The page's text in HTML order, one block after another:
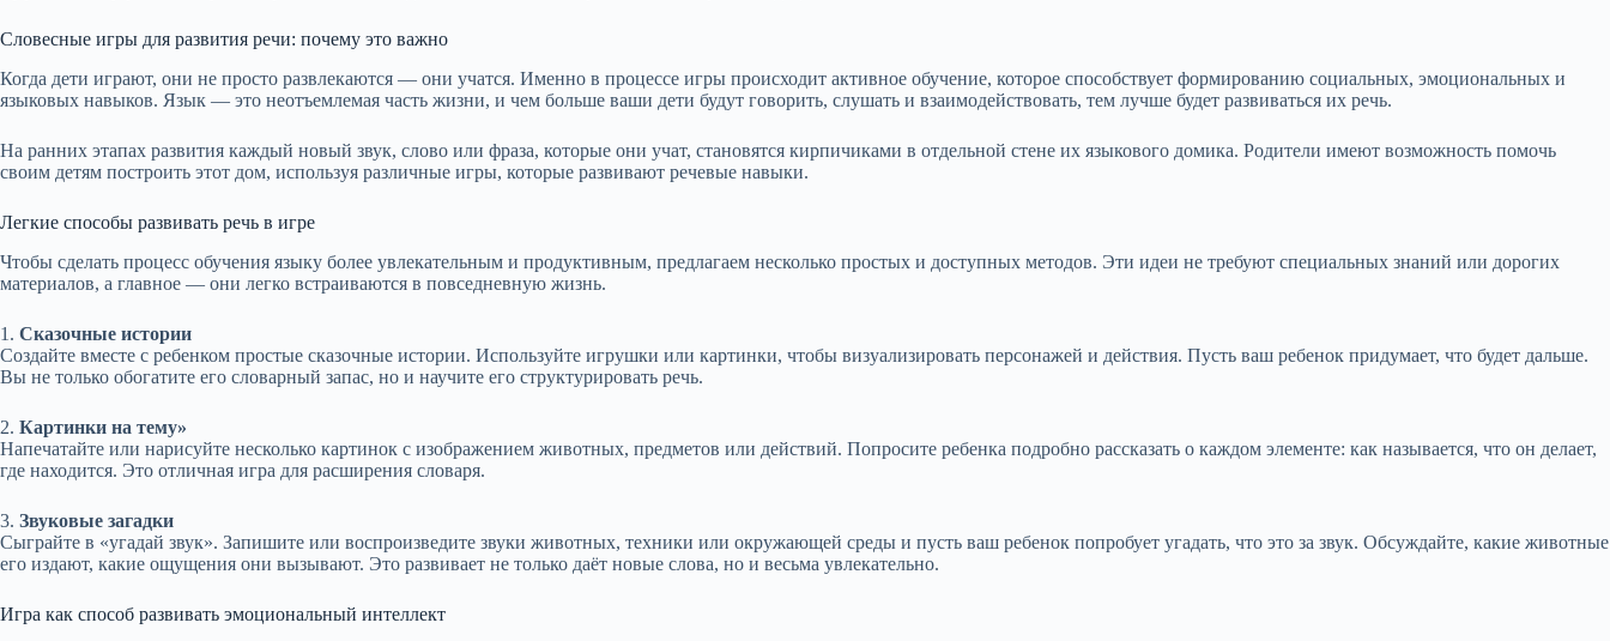
Словесные игры для развития речи: почему это важно
Когда дети играют, они не просто развлекаются — они учатся. Именно в процессе игры происходит активное обучение, которое способствует формированию социальных, эмоциональных и
языковых навыков. Язык — это неотъемлемая часть жизни, и чем больше ваши дети будут говорить, слушать и взаимодействовать, тем лучше будет развиваться их речь.
На ранних этапах развития каждый новый звук, слово или фраза, которые они учат, становятся кирпичиками в отдельной стене их языкового домика. Родители имеют возможность помочь
своим детям построить этот дом, используя различные игры, которые развивают речевые навыки.
Легкие способы развивать речь в игре
Чтобы сделать процесс обучения языку более увлекательным и продуктивным, предлагаем несколько простых и доступных методов. Эти идеи не требуют специальных знаний или дорогих
материалов, а главное — они легко встраиваются в повседневную жизнь.
1. Сказочные истории
Создайте вместе с ребенком простые сказочные истории. Используйте игрушки или картинки, чтобы визуализировать персонажей и действия. Пусть ваш ребенок придумает, что будет дальше.
Вы не только обогатите его словарный запас, но и научите его структурировать речь.
2. Картинки на тему»
Напечатайте или нарисуйте несколько картинок с изображением животных, предметов или действий. Попросите ребенка подробно рассказать о каждом элементе: как называется, что он делает,
где находится. Это отличная игра для расширения словаря.
3. Звуковые загадки
Сыграйте в «угадай звук». Запишите или воспроизведите звуки животных, техники или окружающей среды и пусть ваш ребенок попробует угадать, что это за звук. Обсуждайте, какие животные
его издают, какие ощущения они вызывают. Это развивает не только даёт новые слова, но и весьма увлекательно.
Игра как способ развивать эмоциональный интеллект